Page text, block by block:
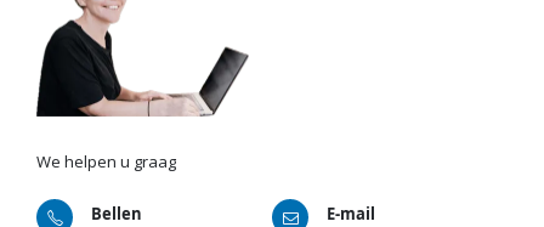
We helpen u graag
Bellen
E-mail